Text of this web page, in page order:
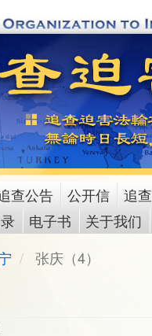
查公告 公开信 追
电子书 关于我们
张庆（4）